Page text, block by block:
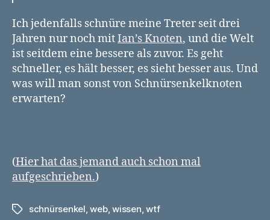
Ich jedenfalls schnüre meine Treter seit drei
Jahren nur noch mitIan’s Knoten, und die Welt
ist seitdem eine bessere als zuvor. Es geht
schneller, es hält besser, es sieht besser aus. Und
was will man sonst von Schnürsenkelknoten
erwarten?
(Hier hat das jemand auch schon mal
aufgeschrieben.)
Schlagwörter
schnürsenkel,web,wissen,wtf